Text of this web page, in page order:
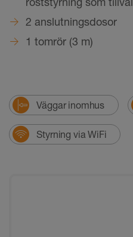
2 anslutningsdosor
1 tomrör (3 m)
Väggar inomhus
Styrning via WiFi